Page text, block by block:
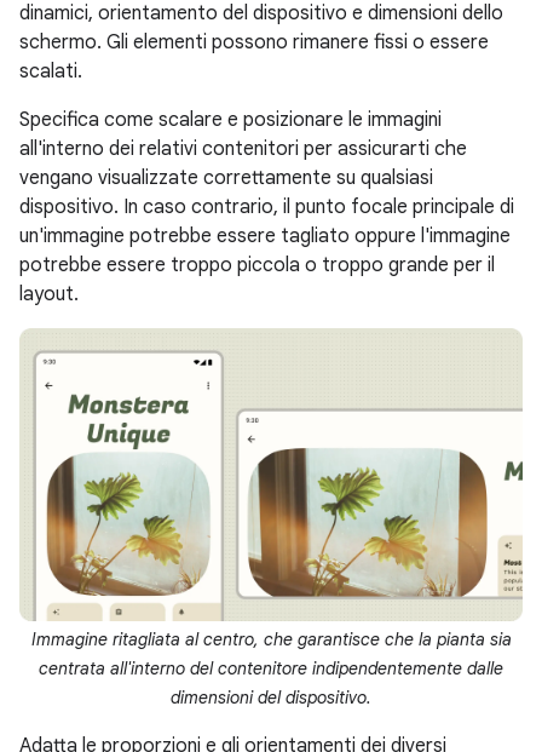
dinamici, orientamento del dispositivo e dimensioni dello
schermo. Gli elementi possono rimanere fissi o essere
scalati.
Specifica come scalare e posizionare le immagini
all'interno dei relativi contenitori per assicurarti che
vengano visualizzate correttamente su qualsiasi
dispositivo. In caso contrario, il punto focale principale di
un'immagine potrebbe essere tagliato oppure l'immagine
potrebbe essere troppo piccola o troppo grande per il
layout.
Immagine ritagliata al centro, che garantisce che la pianta sia
centrata all'interno del contenitore indipendentemente dalle
dimensioni del dispositivo.
Adatta le proporzioni e gli orientamenti dei diversi